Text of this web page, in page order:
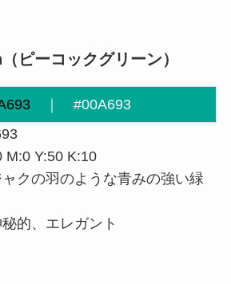
（ピーコックグリーン）
#00A693
M:0 Y:50 K:10
ャクの羽のような青みの強い緑
的、エレガント